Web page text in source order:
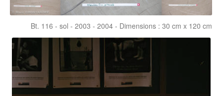
Bt. 116 - sol - 2003 - 2004 - Dimensions : 30 cm x 120 cm